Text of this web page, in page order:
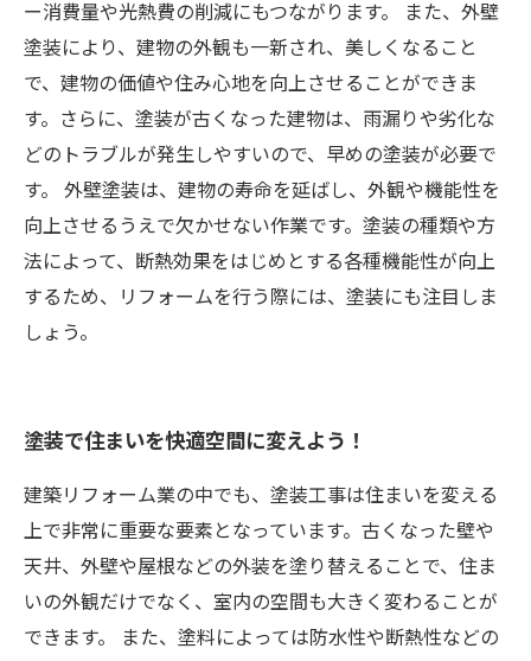
ー消費量や光熱費の削減にもつながります。 また、外壁
塗装により、建物の外観も一新され、美しくなること
で、建物の価値や住み心地を向上させることができま
す。さらに、塗装が古くなった建物は、雨漏りや劣化な
どのトラブルが発生しやすいので、早めの塗装が必要で
す。 外壁塗装は、建物の寿命を延ばし、外観や機能性を
向上させるうえで欠かせない作業です。塗装の種類や方
法によって、断熱効果をはじめとする各種機能性が向上
するため、リフォームを行う際には、塗装にも注目しま
しょう。
塗装で住まいを快適空間に変えよう！
建築リフォーム業の中でも、塗装工事は住まいを変える
上で非常に重要な要素となっています。古くなった壁や
天井、外壁や屋根などの外装を塗り替えることで、住ま
いの外観だけでなく、室内の空間も大きく変わることが
できます。 また、塗料によっては防水性や断熱性などの